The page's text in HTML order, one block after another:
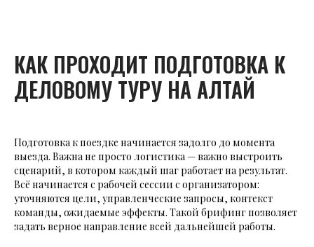
КАК ПРОХОДИТ ПОДГОТОВКА К
ДЕЛОВОМУ ТУРУ НА АЛТАЙ
Подготовка к поездке начинается задолго до момента
выезда. Важна не просто логистика — важно выстроить
сценарий, в котором каждый шаг работает на результат.
Всё начинается с рабочей сессии с организатором:
уточняются цели, управленческие запросы, контекст
команды, ожидаемые эффекты. Такой брифинг позволяет
задать верное направление всей дальнейшей работы.